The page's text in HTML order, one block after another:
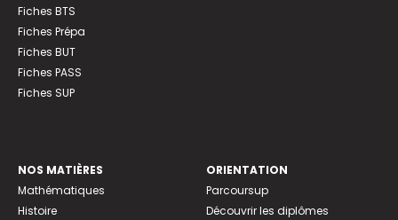
Fiches BTS
Fiches Prépa
Fiches BUT
Fiches PASS
Fiches SUP
NOS MATIÈRES
Mathématiques
Histoire
ORIENTATION
Parcoursup
Découvrir les diplômes